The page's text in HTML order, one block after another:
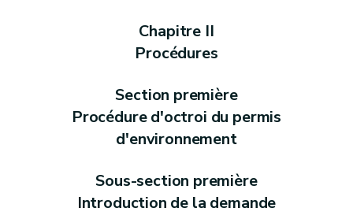
Annexe
Annexe
Annexe
Chapitre II
Procédures
Section première
Procédure d'octroi du permis
d'environnement
Sous-section première
Introduction de la demande